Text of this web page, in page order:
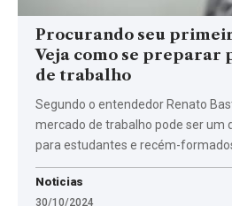
Procurando seu
Veja como se preparar
de trabalho
Segundo o entendedor Renato
mercado de trabalho pode ser um
para estudantes e recém-
Noticias
30/10/2024